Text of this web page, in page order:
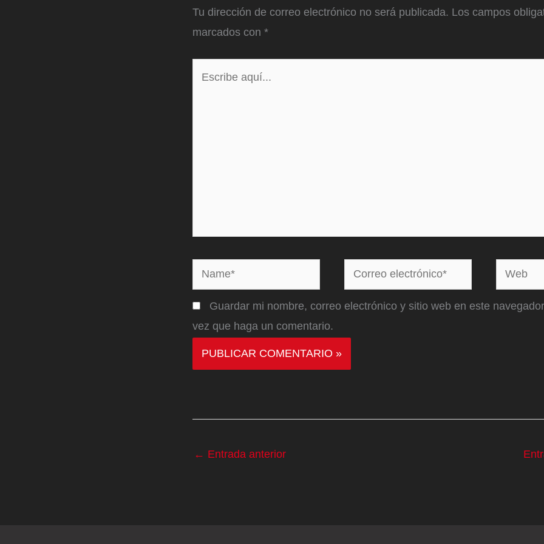
Tu dirección de correo electrónico no será publicada. Los campos
marcados con *
Name*
Correo
electrónico*
Web
Guardar mi nombre, correo electrónico y sitio web en este
vez que haga un comentario.
← Entrada anterior